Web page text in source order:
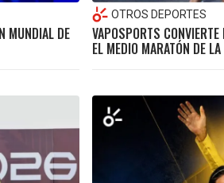
MUNDIAL DE
OTROS DEPORTES
VAPOSPORTS
EL MEDIO MARATÓN DE